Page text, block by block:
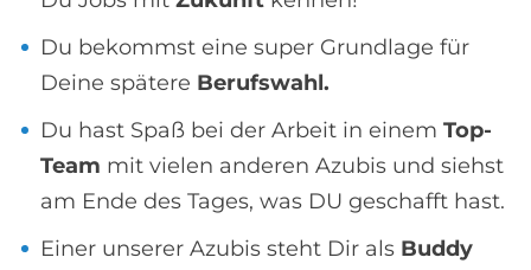
Du bekommst eine super Grundlage für
Deine spätere Berufswahl.
Du hast Spaß bei der Arbeit in einem Top-
Team mit vielen anderen Azubis und siehst
am Ende des Tages, was DU geschafft hast.
Einer unserer Azubis steht Dir als Buddy